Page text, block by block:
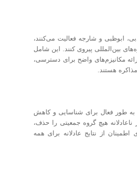
ابوظبی و شارجه فعالیت می‌کنند،
شیوه‌های بین‌المللی پیروی کنند. این شامل
مکانیزم‌های واضح برای دسترسی،
هستند.
به طور فعال برای شناسایی و کاهش
هیچ گروه جمعیتی را حذف،
از نتایج عادلانه برای همه